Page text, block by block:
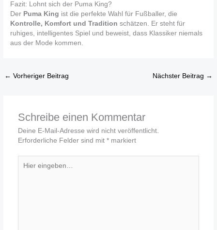
Fazit: Lohnt sich der Puma King?
Der Puma King ist die perfekte Wahl für Fußballer, die
Kontrolle, Komfort und Tradition schätzen. Er steht für
ruhiges, intelligentes Spiel und beweist, dass Klassiker niemals
aus der Mode kommen.
← Vorheriger Beitrag Nächster Beitrag →
Schreibe einen Kommentar
Deine E-Mail-Adresse wird nicht veröffentlicht.
Erforderliche Felder sind mit *markiert
eingeben…